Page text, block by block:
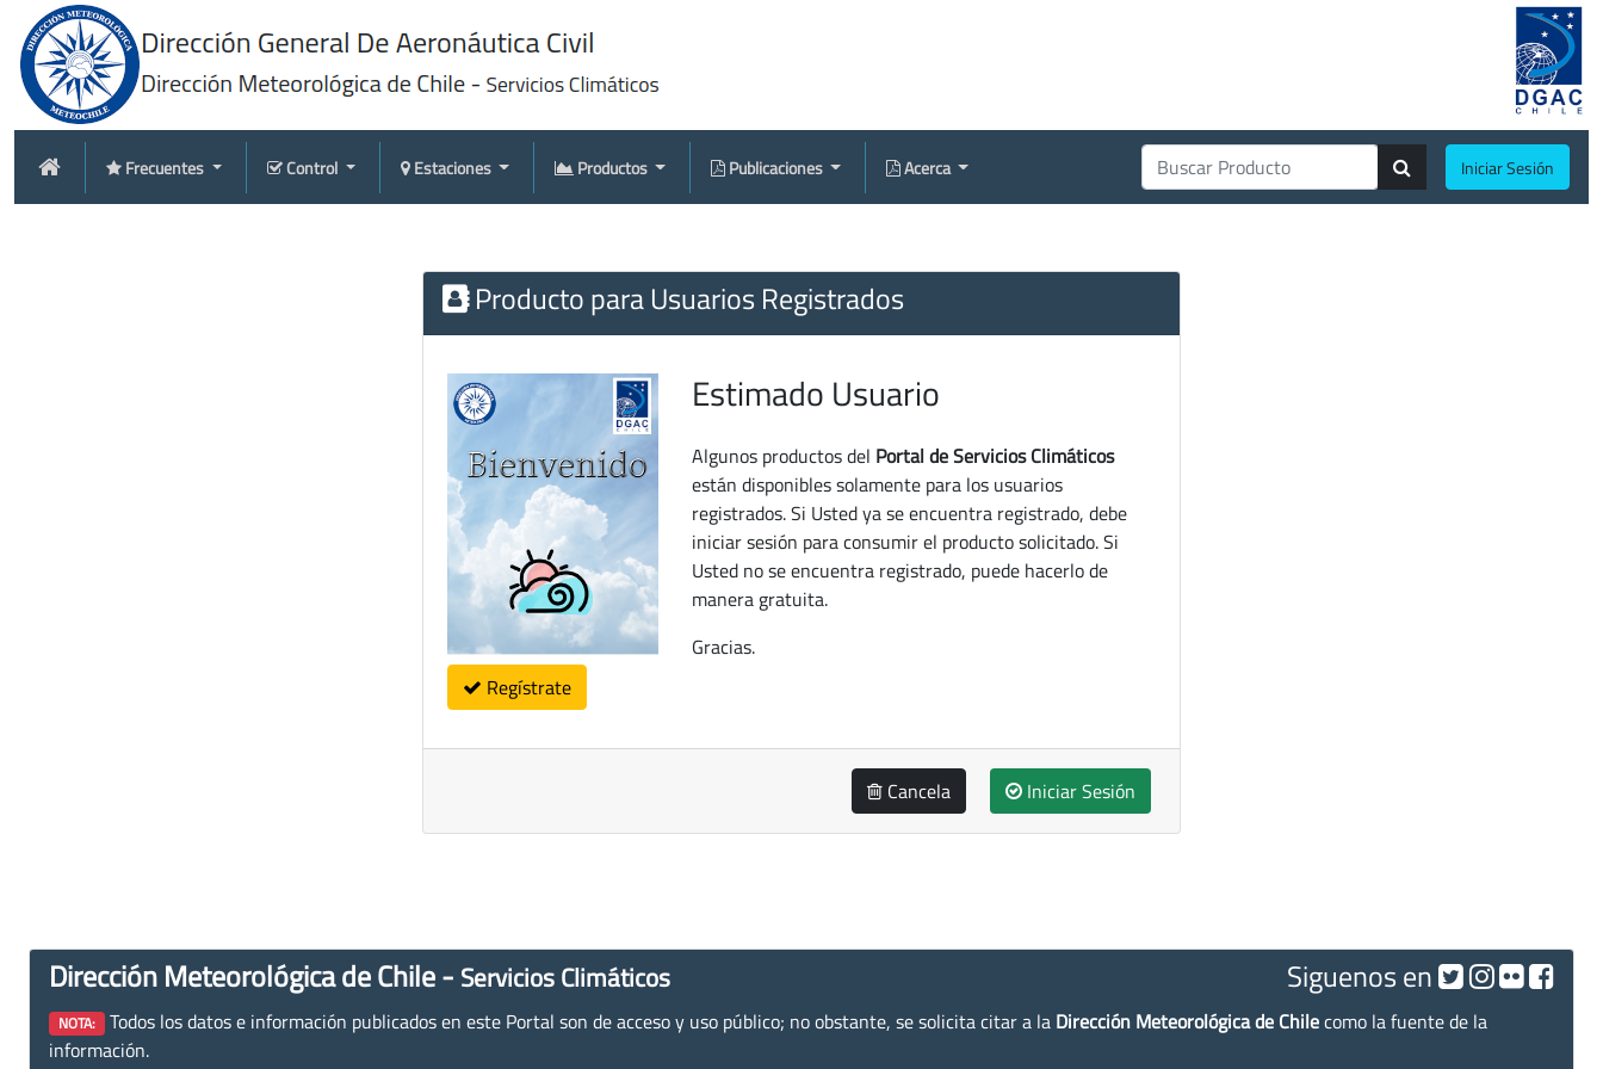
Frecuentes Control Estaciones Productos Publicaciones Acerca Iniciar Sesión
Producto para Usuarios Registrados
Regístrate
Estimado Usuario
Algunos productos del Portal de Servicios Climáticos
están disponibles solamente para los usuarios
registrados. Si Usted ya se encuentra registrado, debe
iniciar sesión para consumir el producto solicitado. Si
Usted no se encuentra registrado, puede hacerlo de
manera gratuita.
Gracias.
Cancela Iniciar Sesión
Dirección Meteorológica de Chile - Servicios Climáticos Siguenos en
NOTA: Todos los datos e información publicados en este Portal son de acceso y uso público; no obstante, se solicita citar a la Dirección Meteorológica de Chilecomo la fuente de la
información.